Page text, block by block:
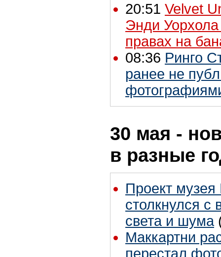
20:51 Velvet
Энди Уорхола
правах на
08:36 Ринго
ранее не
30 мая -
в разные
Проект
столкнулся с
света и шума
Маккартни
перестал